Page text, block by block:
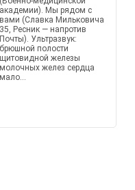
академии). Мы рядом с
вами (Славка Мильковича
35, Ресник — напротив
Почты). Ультразвук:
брюшной полости
щитовидной железы
молочных желез сердца
мало...